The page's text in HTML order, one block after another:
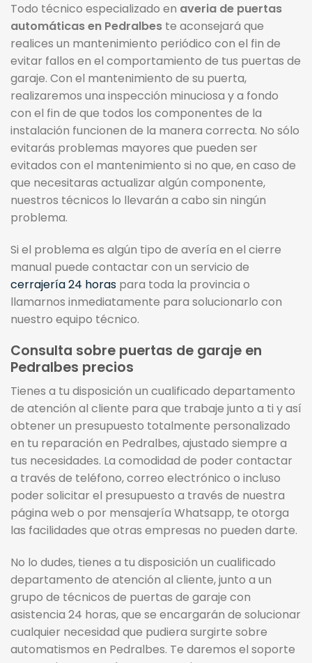
Todo técnico especializado en averia de puertas
automáticas en Pedralbes te aconsejará que
realices un mantenimiento periódico con el fin de
evitar fallos en el comportamiento de tus puertas de
garaje. Con el mantenimiento de su puerta,
realizaremos una inspección minuciosa y a fondo
con el fin de que todos los componentes de la
instalación funcionen de la manera correcta. No sólo
evitarás problemas mayores que pueden ser
evitados con el mantenimiento si no que, en caso de
que necesitaras actualizar algún componente,
nuestros técnicos lo llevarán a cabo sin ningún
problema.
Si el problema es algún tipo de avería en el cierre
manual puede contactar con un servicio de
cerrajería 24 horas para toda la provincia o
llamarnos inmediatamente para solucionarlo con
nuestro equipo técnico.
Consulta sobre puertas de garaje en
Pedralbes precios
Tienes a tu disposición un cualificado departamento
de atención al cliente para que trabaje junto a ti y así
obtener un presupuesto totalmente personalizado
en tu reparación en Pedralbes, ajustado siempre a
tus necesidades. La comodidad de poder contactar
a través de teléfono, correo electrónico o incluso
poder solicitar el presupuesto a través de nuestra
página web o por mensajería Whatsapp, te otorga
las facilidades que otras empresas no pueden darte.
No lo dudes, tienes a tu disposición un cualificado
departamento de atención al cliente, junto a un
grupo de técnicos de puertas de garaje con
asistencia 24 horas, que se encargarán de solucionar
cualquier necesidad que pudiera surgirte sobre
automatismos en Pedralbes. Te daremos el soporte